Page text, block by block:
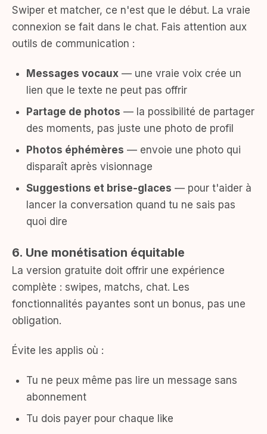
Swiper et matcher, ce n'est que le début. La vraie
connexion se fait dans le chat. Fais attention aux
outils de communication :
Messages vocaux — une vraie voix crée un
lien que le texte ne peut pas offrir
Partage de photos — la possibilité de partager
des moments, pas juste une photo de profil
Photos éphémères — envoie une photo qui
disparaît après visionnage
Suggestions et brise-glaces — pour t'aider à
lancer la conversation quand tu ne sais pas
quoi dire
6. Une monétisation équitable
La version gratuite doit offrir une expérience
complète : swipes, matchs, chat. Les
fonctionnalités payantes sont un bonus, pas une
obligation.
Évite les applis où :
Tu ne peux même pas lire un message sans
abonnement
Tu dois payer pour chaque like